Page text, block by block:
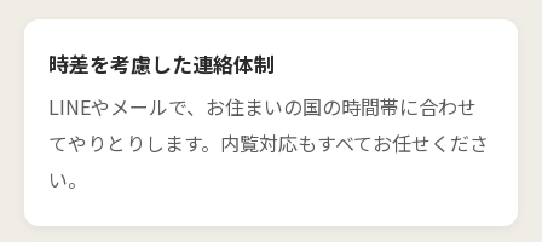
時差を考慮した連絡体制
LINEやメールで、お住まいの国の時間帯に合わせ
てやりとりします。内覧対応もすべてお任せくださ
い。